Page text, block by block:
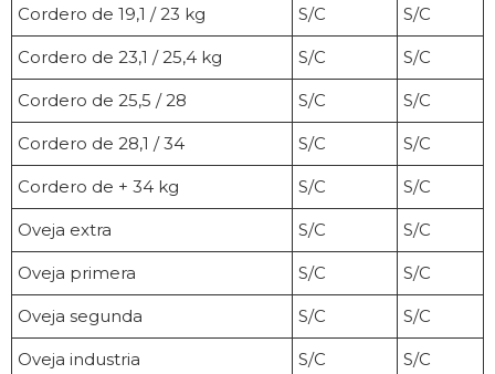
Cordero de 19,1 / 23 kg S/C S/C
Cordero de 23,1 / 25,4 kg S/C S/C
Cordero de 25,5 / 28 S/C S/C
Cordero de 28,1 / 34 S/C S/C
Cordero de + 34 kg S/C S/C
Oveja extra S/C S/C
Oveja primera S/C S/C
Oveja segunda S/C S/C
Oveja industria S/C S/C